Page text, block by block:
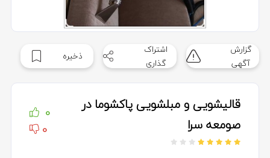
گزارش
آگهی
اشتراک
گذاری
ذخیره
قالیشویی و مبلشویی پاکشوما در
صومعه سرا
0
0